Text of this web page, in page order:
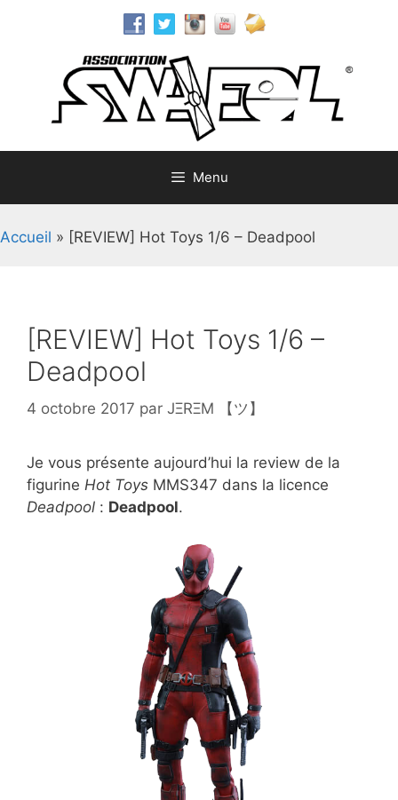
Menu
Accueil » [REVIEW] Hot Toys 1/6 – Deadpool
[REVIEW] Hot Toys 1/6 –
Deadpool
4 octobre 2017 par JΞRΞM 【ツ】
Je vous présente aujourd’hui la review de la
figurine Hot Toys MMS347 dans la licence
Deadpool : Deadpool.